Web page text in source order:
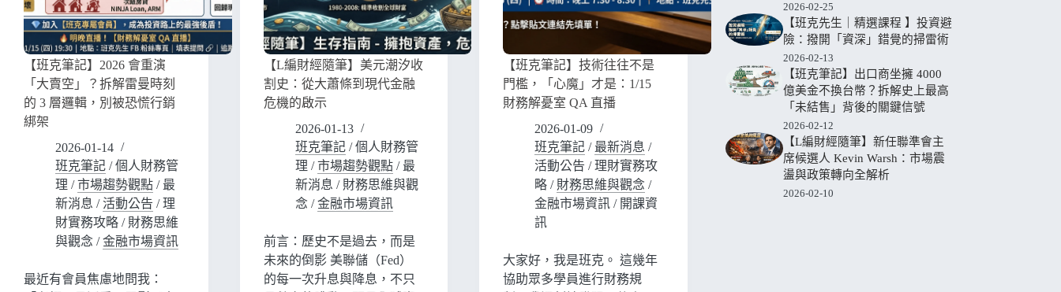
【班克筆記】2026 會重演
「大賣空」？拆解雷曼時刻
的 3 層邏輯，別被恐慌行銷
綁架
2026-01-14
班克筆記 /個人財務管
理 /市場趨勢觀點 / 最
新消息 / 活動公告 /理
財實務攻略 / 財務思維
與觀念 /金融市場資訊
最近有會員焦慮地問我：
【L編財經隨筆】美元潮汐收
割史：從大蕭條到現代金融
危機的啟示
2026-01-13
班克筆記/個人財務管
理 /市場趨勢觀點/ 最
新消息 / 財務思維與觀
念 /金融市場資訊
前言：歷史不是過去，而是
未來的倒影 美聯儲（Fed）
的每一次升息與降息，不只
【班克筆記】技術往往不是
門檻，「心魔」才是：1/15
財務解憂室 QA 直播
2026-01-09
班克筆記 / 最新消息 /
活動公告 /理財實務攻
略 / 財務思維與觀念 /
金融市場資訊 / 開課資
訊
大家好，我是班克。 這幾年
協助眾多學員進行財務規
2026-02-25
【班克先生｜精選課程 】投資避
險：撥開「資深」錯覺的掃雷術
2026-02-13
【班克筆記】出口商坐擁 4000
億美金不換台幣？拆解史上最高
「未結售」背後的關鍵信號
2026-02-12
【L編財經隨筆】新任聯準會主
席候選人 Kevin Warsh：市場震
盪與政策轉向全解析
2026-02-10